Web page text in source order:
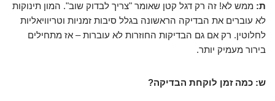
ת: ממש לא! זה רק דגל קטן שאומר "צריך לבדוק שוב". המון תינוקות
לא עוברים את הבדיקה הראשונה בגלל סיבות זמניות וטריוויאליות
לחלוטין. רק אם גם הבדיקות החוזרות לא עוברות – אז מתחילים
בירור מעמיק יותר.
ש: כמה זמן לוקחת הבדיקה?